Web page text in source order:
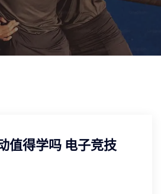
值得学吗 电子竞技